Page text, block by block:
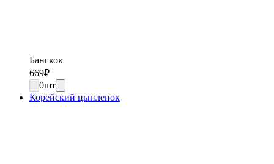
Бангкок
669₽
0шт
Корейский цыпленок